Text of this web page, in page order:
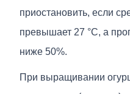
приостановить, если
превышает 27 °C, а
ниже 50%.
При выращивании